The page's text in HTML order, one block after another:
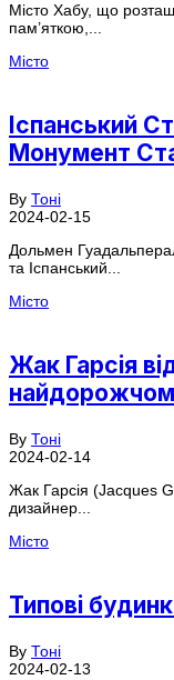
Місто Хабу, що
пам’яткою,...
Місто
Іспанський
Монумент
By Тоні
2024-02-15
Дольмен
та Іспанський...
Місто
Жак Гарсія
By Тоні
2024-02-14
Жак Гарсія (Jacques
дизайнер...
Місто
Типові
By Тоні
2024-02-13